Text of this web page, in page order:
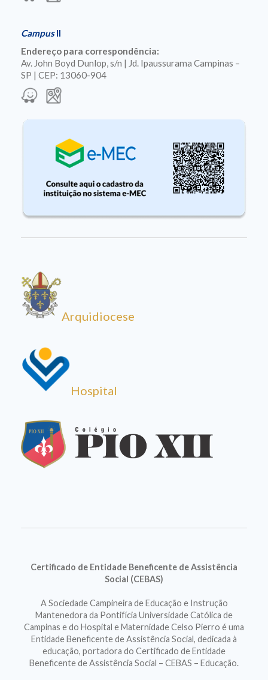
CampusII
Endereço para correspondência:
Av. John Boyd Dunlop, s/n | Jd. Ipaussurama Campinas –
SP | CEP: 13060-904
Arquidiocese
Hospital
Certificado de Entidade Beneficente de Assistência
Social (CEBAS)
A Sociedade Campineira de Educação e Instrução
Mantenedora da Pontifícia Universidade Católica de
Campinas e do Hospital e Maternidade Celso Pierro é uma
Entidade Beneficente de Assistência Social, dedicada à
educação, portadora do Certificado de Entidade
Beneficente de Assistência Social – CEBAS – Educação.